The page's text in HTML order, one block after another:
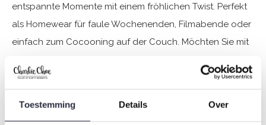
Toestemming Details Over
entspannte Momente mit einem fröhlichen Twist. Perfekt
als Homewear für faule Wochenenden, Filmabende oder
einfach zum Cocooning auf der Couch. Möchten Sie mit
Mädchen.
Spezifikationen